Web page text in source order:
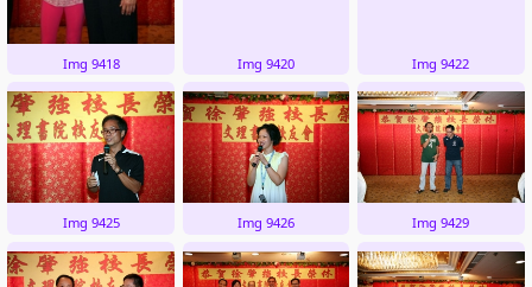
Img 9418 Img 9420 Img 9422
Img 9425 Img 9426 Img 9429